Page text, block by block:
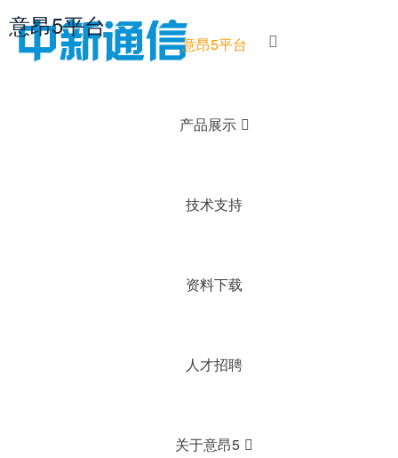
意昂5平台
意昂5平台
产品展示
技术支持
资料下载
人才招聘
关于意昂5